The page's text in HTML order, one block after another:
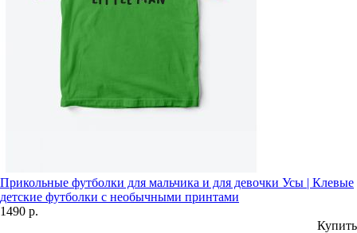
Прикольные футболки для мальчика и для девочки Усы | Клевые
детские футболки с необычными принтами
1490 р.
Купить